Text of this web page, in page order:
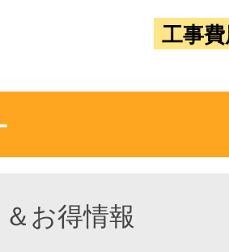
工事
お得情報